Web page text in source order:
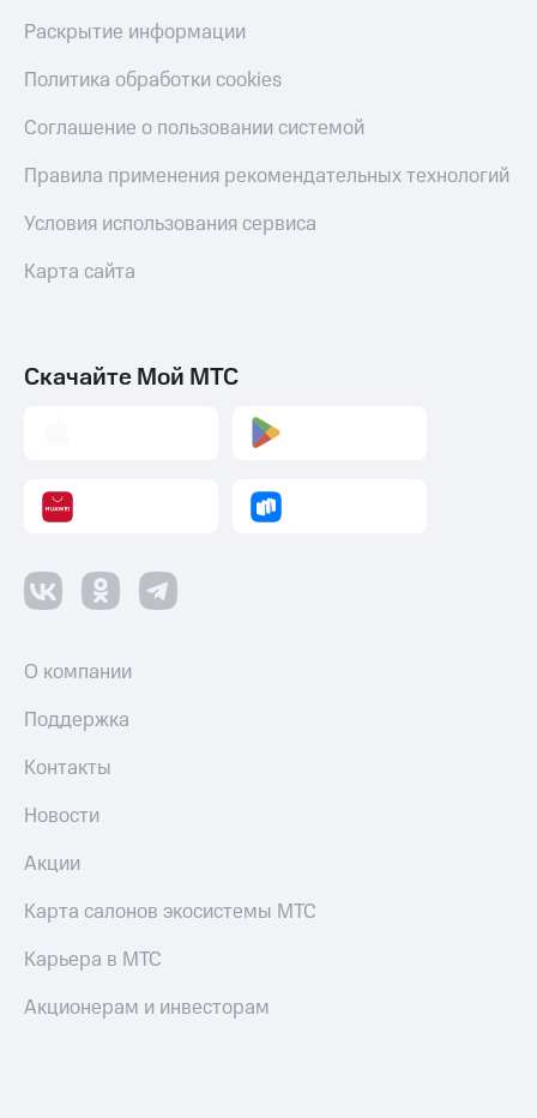
Раскрытие информации
Политика обработки cookies
Соглашение о пользовании системой
Правила применения рекомендательных технологий
Условия использования сервиса
Карта сайта
Скачайте Мой МТС
О компании
Поддержка
Контакты
Новости
Акции
Карта салонов экосистемы МТС
Карьера в МТС
Акционерам и инвесторам